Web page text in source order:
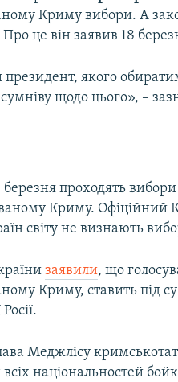
Криму вибори. А
це він заявив 18
якого
щодо цього», –
березня проходять
Криму. Офіційний
світу не визнають
заявили, що
Криму, ставить під
Меджлісу
національностей